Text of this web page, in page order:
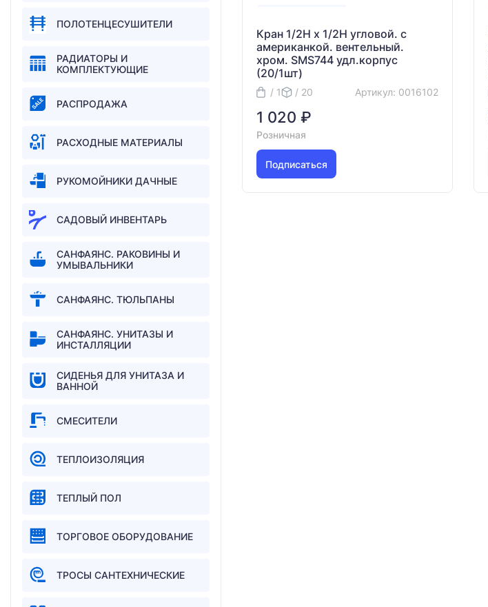
ПОЛОТЕНЦЕСУШИТЕЛИ
РАДИАТОРЫ И
КОМПЛЕКТУЮЩИЕ
РАСПРОДАЖА
РАСХОДНЫЕ МАТЕРИАЛЫ
РУКОМОЙНИКИ ДАЧНЫЕ
САДОВЫЙ ИНВЕНТАРЬ
САНФАЯНС. РАКОВИНЫ И
УМЫВАЛЬНИКИ
САНФАЯНС. ТЮЛЬПАНЫ
САНФАЯНС. УНИТАЗЫ И
ИНСТАЛЛЯЦИИ
СИДЕНЬЯ ДЛЯ УНИТАЗА И
ВАННОЙ
СМЕСИТЕЛИ
ТЕПЛОИЗОЛЯЦИЯ
ТЕПЛЫЙ ПОЛ
ТОРГОВОЕ ОБОРУДОВАНИЕ
ТРОСЫ САНТЕХНИЧЕСКИЕ
Кран 1/2Н х 1/2Н угловой. с
американкой. вентельный.
хром. SMS744 удл.корпус
(20/1шт)
/ 1 / 20 Артикул: 0016102
1 020 ₽
Розничная
Подписаться